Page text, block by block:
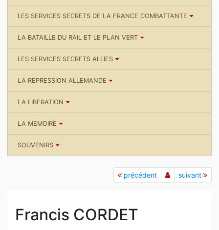
LES SERVICES SECRETS DE LA FRANCE COMBATTANTE
LA BATAILLE DU RAIL ET LE PLAN VERT
LES SERVICES SECRETS ALLIES
LA REPRESSION ALLEMANDE
LA LIBERATION
LA MEMOIRE
SOUVENIRS
précédent suivant
Francis CORDET